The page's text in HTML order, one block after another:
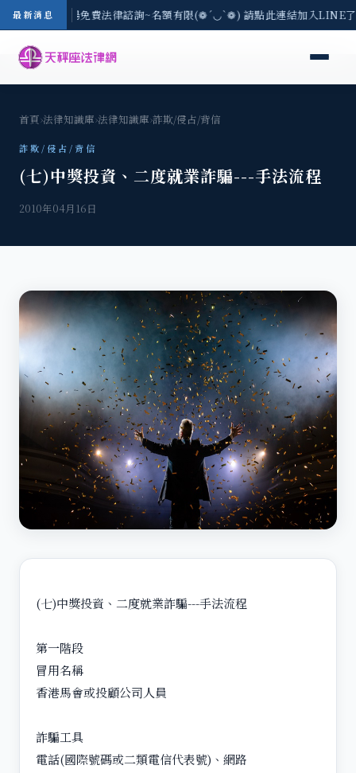
最新消息
-8/3(一) 現場免費法律諮詢~名額有限(❁´◡`❁) 請點此連結加入LINE
首頁›法律知識庫›法律知識庫›詐欺/侵占/背信
詐欺/侵占/背信
(七)中獎投資、二度就業詐騙---手法流程
2010年04月16日
(七)中獎投資、二度就業詐騙---手法流程
第一階段
冒用名稱
香港馬會或投顧公司人員
詐騙工具
電話(國際號碼或二類電信代表號)、網路